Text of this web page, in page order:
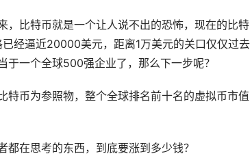
，比特币就是一个让人说不出的恐怖，现在的比特
经逼近20000美元，距离1万美元的关口仅仅过去
一个全球500强企业了，那么下一步呢？
特币为参照物，整个全球排名前十名的虚拟币市值
在思考的东西，到底要涨到多少钱？